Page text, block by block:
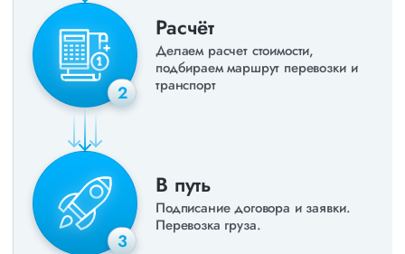
2
Расчёт
Делаем расчет стоимости,
подбираем маршрут перевозки и
транспорт
3
В путь
Подписание договора и заявки.
Перевозка груза.